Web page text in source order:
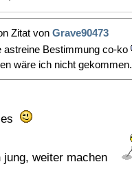
Zitat von Grave90473
astreine Bestimmung co-ko
wäre ich nicht gekommen.
weiter machen